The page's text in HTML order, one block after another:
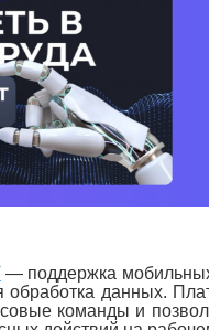
— поддержка мобильных
обработка данных.
команды и